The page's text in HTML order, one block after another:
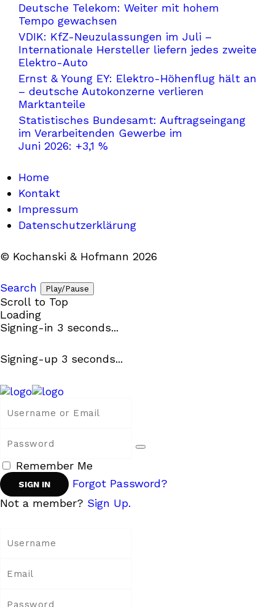
Deutsche Telekom: Weiter mit hohem
Tempo gewachsen
VDIK: KfZ-Neuzulassungen im Juli –
Internationale Hersteller liefern jedes zweite
Elektro-Auto
Ernst & Young EY: Elektro-Höhenflug hält an
– deutsche Autokonzerne verlieren
Marktanteile
Statistisches Bundesamt: Auftragseingang
im Verarbeitenden Gewerbe im
Juni 2026: +3,1 %
Home
Kontakt
Impressum
Datenschutzerklärung
© Kochanski & Hofmann 2026
Search Play/Pause
Scroll to Top
Loading
Signing-in 3 seconds...
Signing-up 3 seconds...
Remember Me
Forgot Password?
Not a member? Sign Up.